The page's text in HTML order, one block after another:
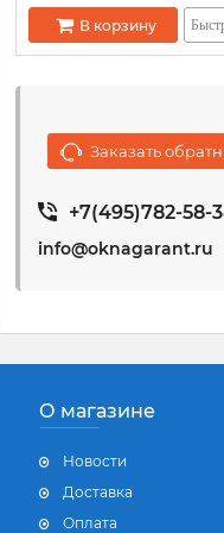
В корзину
Заказать
+7(495)782-58-
info@oknagarant.ru
О магазине
Новости
Доставка
Оплата